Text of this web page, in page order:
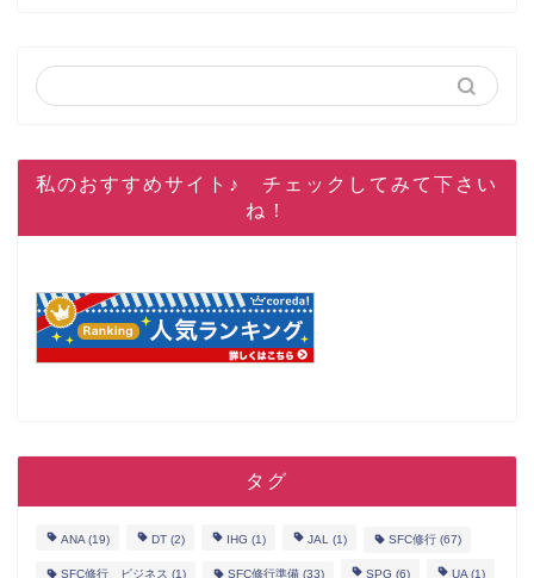
私のおすすめサイト♪ チェックしてみて下さい
ね！
タグ
ANA(19) DT (2) IHG (1) JAL (1) SFC修行 (67)
SFC修行 ビジネス (1) SFC修行準備 (33) SPG (6) UA(1)